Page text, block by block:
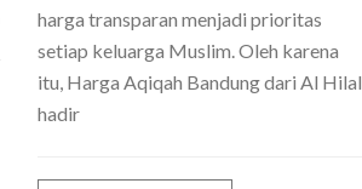
harga transparan menjadi prioritas
setiap keluarga Muslim. Oleh karena
itu, Harga Aqiqah Bandung dari Al Hilal
hadir